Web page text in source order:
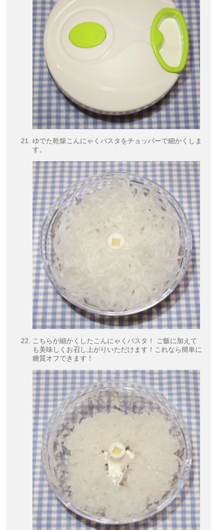
ゆでた乾燥こんにゃくパスタをチョッパーで細かくしま
す。
こちらが細かくしたこんにゃくパスタ！ ご飯に加えて
も美味しくお召し上がりいただけます！これなら簡単に
糖質オフできます！